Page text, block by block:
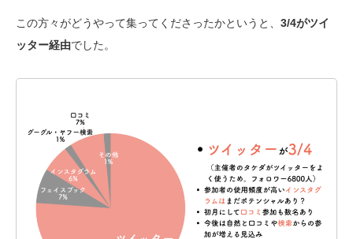
この方々がどうやって集ってくださったかというと、 3/4がツイ
ッター経由でした。